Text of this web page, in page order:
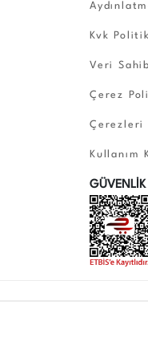
Kvk
Veri
Çerez
Çerezleri
Kullanım
GÜVENLİK